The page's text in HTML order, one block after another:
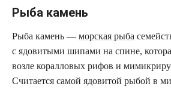
Рыба камень
Рыба камень — морская рыба
с ядовитыми шипами на спине,
возле коралловых рифов и
Считается самой ядовитой рыбой в